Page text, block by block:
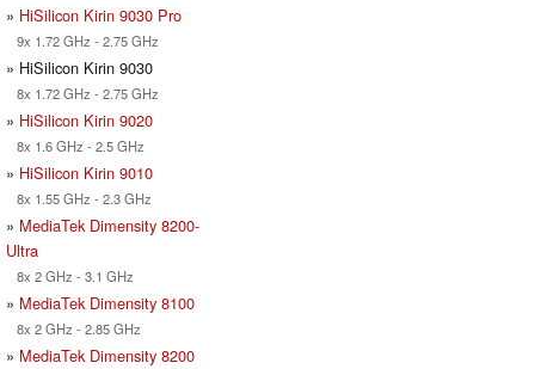
» HiSilicon Kirin 9030 Pro
9x 1.72 GHz - 2.75 GHz
» HiSilicon Kirin 9030
8x 1.72 GHz - 2.75 GHz
» HiSilicon Kirin 9020
8x 1.6 GHz - 2.5 GHz
» HiSilicon Kirin 9010
8x 1.55 GHz - 2.3 GHz
» MediaTek Dimensity 8200-
Ultra
8x 2 GHz - 3.1 GHz
» MediaTek Dimensity 8100
8x 2 GHz - 2.85 GHz
» MediaTek Dimensity 8200